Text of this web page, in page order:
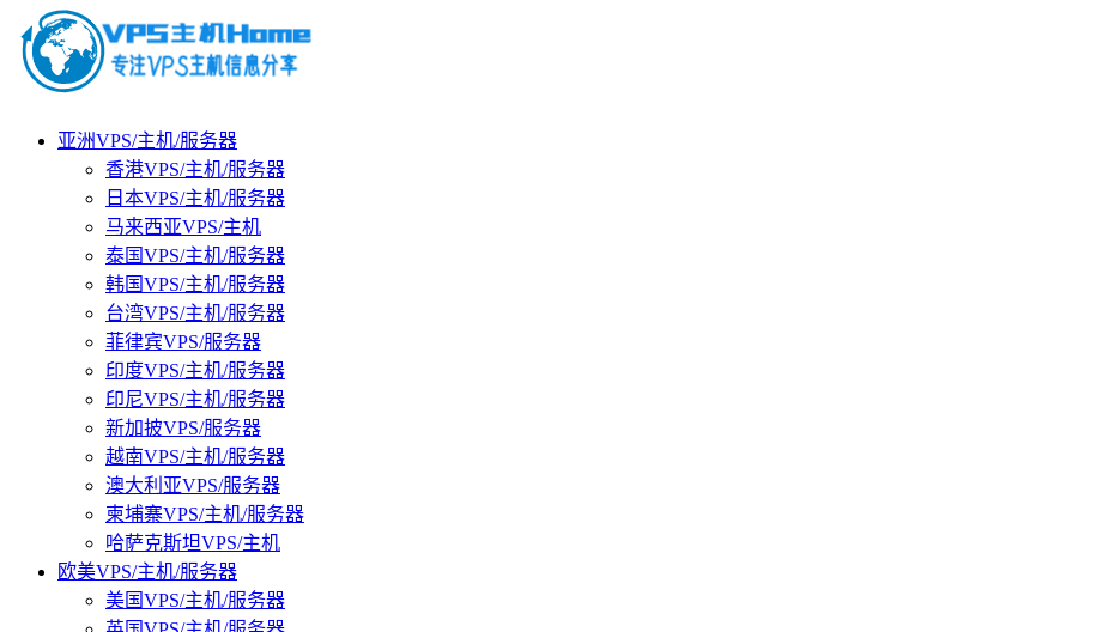
亚洲VPS/主机/服务器
香港VPS/主机/服务器
日本VPS/主机/服务器
马来西亚VPS/主机
泰国VPS/主机/服务器
韩国VPS/主机/服务器
台湾VPS/主机/服务器
菲律宾VPS/服务器
印度VPS/主机/服务器
印尼VPS/主机/服务器
新加披VPS/服务器
越南VPS/主机/服务器
澳大利亚VPS/服务器
柬埔寨VPS/主机/服务器
哈萨克斯坦VPS/主机
欧美VPS/主机/服务器
美国VPS/主机/服务器